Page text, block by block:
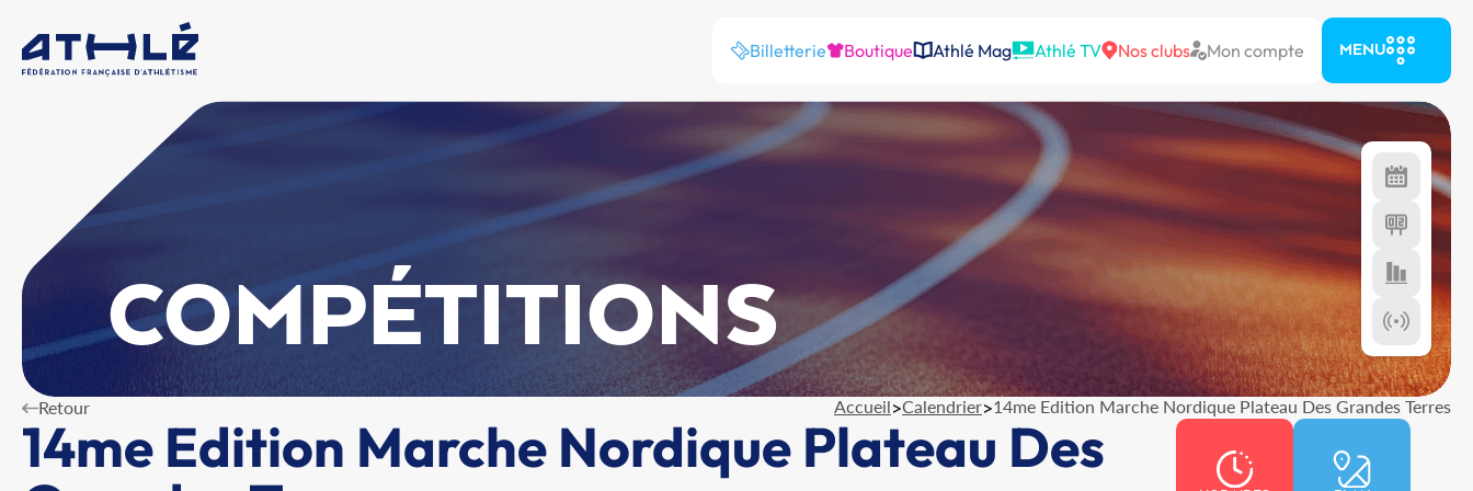
Billetterie Boutique Athlé Mag Athlé TV Nos clubs Mon compte MENU
COMPÉTITIONS
Retour Accueil>Calendrier>14me Edition Marche Nordique Plateau Des Grandes Terres
14me Edition Marche Nordique Plateau Des